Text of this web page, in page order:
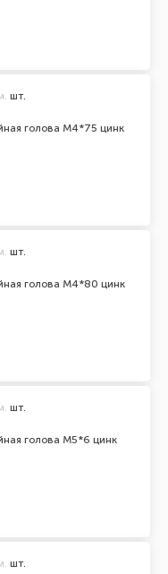
голова М4*75 цинк
шт.
голова М4*80 цинк
шт.
голова М5*6 цинк
шт.
шт.